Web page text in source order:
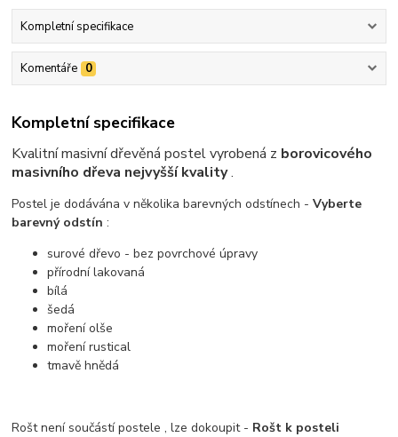
Kompletní specifikace
Komentáře 0
Kompletní specifikace
Kvalitní masivní dřevěná postel vyrobená z borovicového
masivního dřeva nejvyšší kvality.
Postel je dodávána v několika barevných odstínech -Vyberte
barevný odstín :
surové dřevo - bez povrchové úpravy
přírodní lakovaná
bílá
šedá
moření olše
moření rustical
tmavě hnědá
Rošt není součástí postele , lze dokoupit - Rošt k posteli